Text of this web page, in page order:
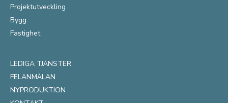
Projektutveckling
Bygg
Fastighet
LEDIGA TJÄNSTER
FELANMÄLAN
NYPRODUKTION